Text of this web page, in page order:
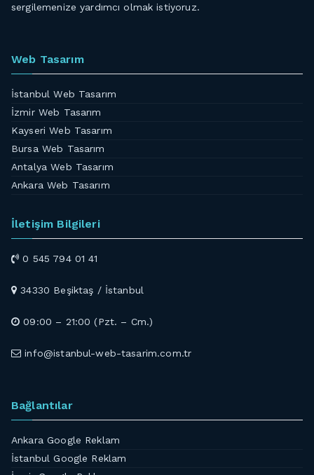
sergilemenize yardımcı olmak istiyoruz.
Web Tasarım
İstanbul Web Tasarım
İzmir Web Tasarım
Kayseri Web Tasarım
Bursa Web Tasarım
Antalya Web Tasarım
Ankara Web Tasarım
İletişim Bilgileri
0 545 794 01 41
34330 Beşiktaş / İstanbul
09:00 – 21:00 (Pzt. – Cm.)
info@istanbul-web-tasarim.com.tr
Bağlantılar
Ankara Google Reklam
İstanbul Google Reklam